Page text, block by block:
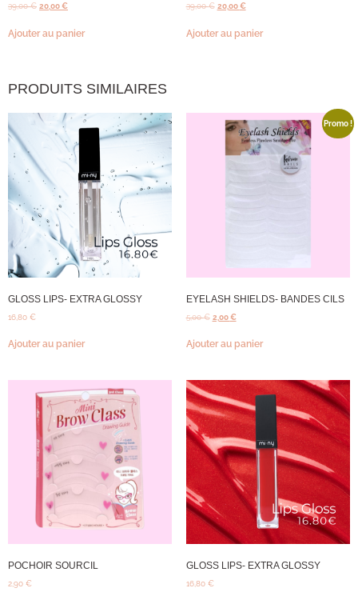
39,00€ 20,00€
Ajouter au panier
39,00€ 20,00€
Ajouter au panier
PRODUITS SIMILAIRES
GLOSS LIPS- EXTRA GLOSSY
16,80 €
Ajouter au panier
Promo !
EYELASH SHIELDS- BANDES CILS
5,00€ 2,00€
Ajouter au panier
POCHOIR SOURCIL
2,90 €
GLOSS LIPS- EXTRA GLOSSY
16,80 €